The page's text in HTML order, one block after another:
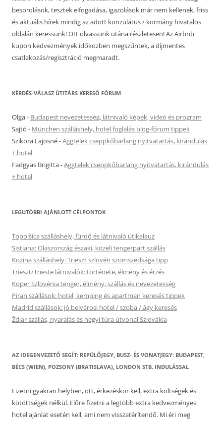
besorolások, tesztek elfogadása, igazolások már nem kellenek, friss
és aktuális hírek mindig az adott konzulátus / kormány hivatalos
oldalán keressünk! Ott olvassunk utána részletesen! Az Airbnb
kupon kedvezmények időközben megszűntek, a díjmentes
csatlakozás/regisztráció megmaradt.
KÉRDÉS-VÁLASZ ÚTITÁRS KERESŐ FÓRUM
Olga- Budapest nevezetesség, látnivaló képek, videó és program
Sajtó - München szálláshely, hotel foglalás blog-fórum tippek
Szikora Lajosné-Aggtelek cseppkőbarlang nyitvatartás, kirándulás
+ hotel
Fadgyas Brigitta-Aggtelek cseppkőbarlang nyitvatartás, kirándulás
+ hotel
LEGUTÓBBI AJÁNLOTT CÉLPONTOK
Topolšica szálláshely, fürdő és látnivaló útikalauz
Sistiana: Olaszország északi, közeli tengerpart szállás
Kozina szálláshely: Trieszt szlovén szomszédsága tipp
Trieszt/Trieste látnivalók: története, élmény és érzés
Koper Szlovénia tenger, élmény, szállás és nevezetesség
Piran szállások: hotel, kemping és apartman keresés tippek
Madrid szállások: jó belvárosi hotel / szoba / ágy keresés
Ždiar szállás, nyaralás és hegyi túra útvonal Szlovákia
AZ IDEGENVEZETŐ SEGÍT: REPÜLŐJEGY, BUSZ- ÉS VONATJEGY: BUDAPEST,
BÉCS (WIEN), POZSONY (BRATISLAVA), LONDON STB. INDULÁSSAL
Fizetni gyakran helyben, ott, érkezéskor kell, extra költségek és
kötöttségek nélkül. Előre fizetni a legtöbb extra kedvezményes
hotel ajánlat esetén kell, ami nem visszatérítendő. Mi éri meg